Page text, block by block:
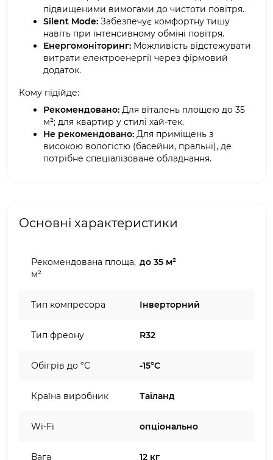
підвищеними вимогами до чистоти повітря.
Silent Mode: Забезпечує комфортну тишу
навіть при інтенсивному обміні повітря.
Енергомоніторинг: Можливість відстежувати
витрати електроенергії через фірмовий
додаток.
Кому підійде:
Рекомендовано: Для віталень площею до 35
м²; для квартир у стилі хай-тек.
Не рекомендовано: Для приміщень з
високою вологістю (басейни, пральні), де
потрібне спеціалізоване обладнання.
Основні характеристики
Рекомендована площа,
м²
до 35 м²
Тип компресора Інверторний
Тип фреону R32
Обігрів до °C -15°C
Країна виробник Таїланд
Wi-Fi опціонально
Вага 12 кг